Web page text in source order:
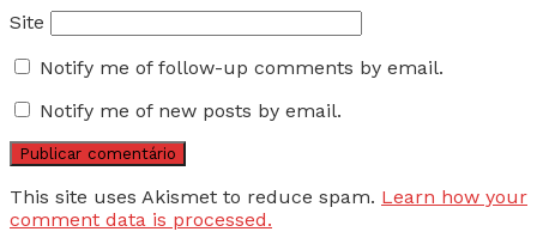
Site
Notify me of follow-up comments by email.
Notify me of new posts by email.
This site uses Akismet to reduce spam. Learn how your
comment data is processed.